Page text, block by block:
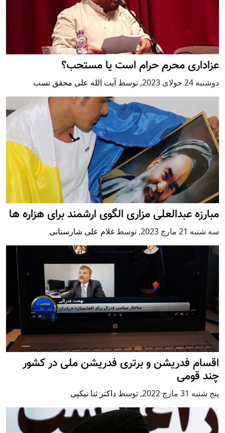
عزاداری محرم حرام است یا مستحب؟
دوشنبه 24 جولای 2023 , توسطآيت الله علی محقق نسب
مبارزه عبدالعلی مزاری الگوی ارشمند برای هزاره ها
سه شنبه 21 مارچ 2023 , توسط غلام علی شارستانی
اقسام فدریشن و برتری فدریشن ملی در کشور
چند قومی
پنج شنبه 31 مارچ 2022 , توسط داکتر ثنا نیکپی